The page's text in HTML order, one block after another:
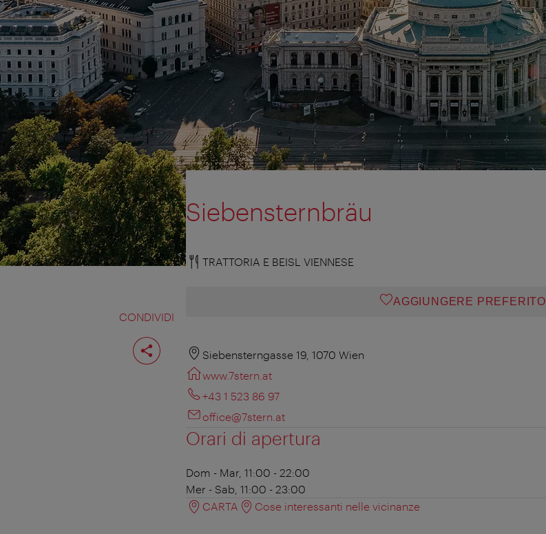
CONDIVIDI
Condividi
pagina
Siebensternbräu
TRATTORIA E BEISL VIENNESE
AGGIUNGERE PREFERITO
Siebensterngasse 19, 1070 Wien
www.7stern.at
+43 1 523 86 97
office@7stern.at
Orari di apertura
Dom - Mar, 11:00 - 22:00
Mer - Sab, 11:00 - 23:00
CARTA
Cose interessanti nelle vicinanze